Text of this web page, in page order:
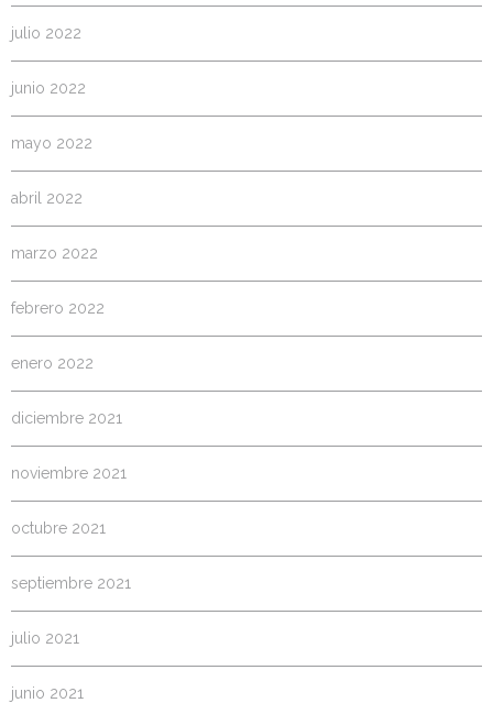
julio 2022
junio 2022
mayo 2022
abril 2022
marzo 2022
febrero 2022
enero 2022
diciembre 2021
noviembre 2021
octubre 2021
septiembre 2021
julio 2021
junio 2021